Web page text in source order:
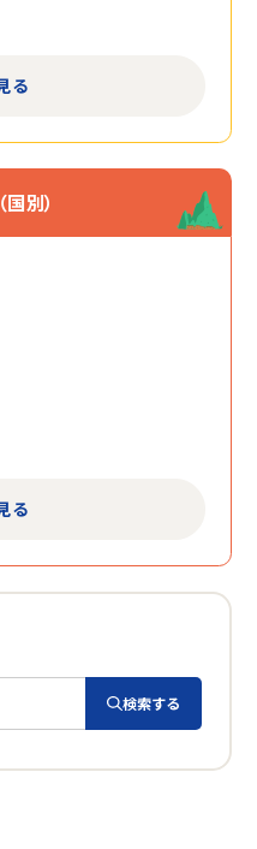
ラ
る
別）
る
検索する